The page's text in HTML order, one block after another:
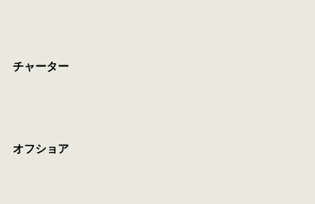
チャーター
オフショア